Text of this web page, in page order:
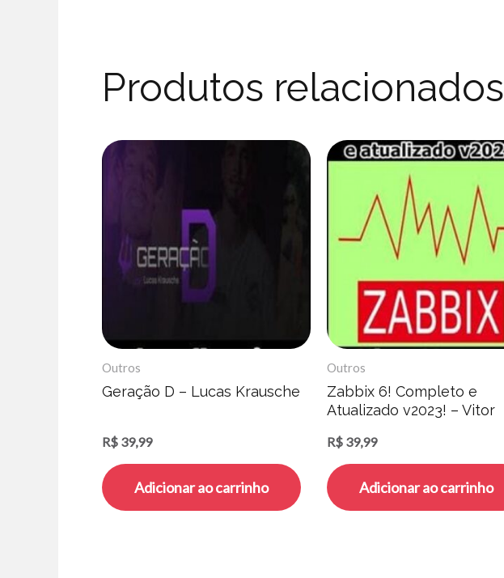
Produtos relacionados
Outros
Geração D – Lucas Krausche
R$ 39,99
Adicionar ao carrinho
Outros
Zabbix 6! Completo e
Atualizado v2023! – Vitor
R$ 39,99
Adicionar ao carrinho